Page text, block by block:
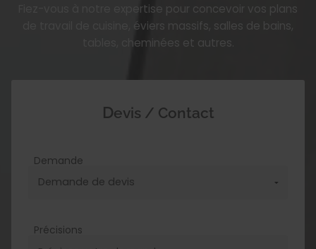
Fiez-vous à notre expertise pour concevoir vos plans
de travail de cuisine, éviers massifs, salles de bains,
tables, cheminées et autres.
Devis / Contact
Demande
Précisions